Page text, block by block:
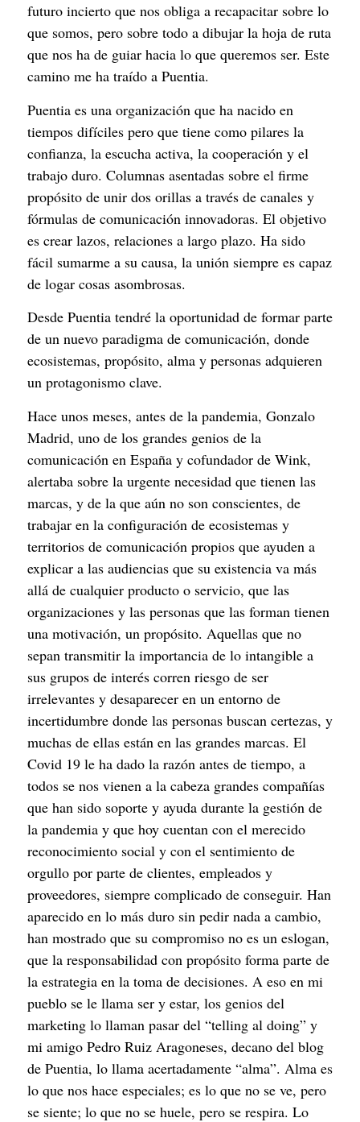
futuro incierto que nos obliga a recapacitar sobre lo
que somos, pero sobre todo a dibujar la hoja de ruta
que nos ha de guiar hacia lo que queremos ser. Este
camino me ha traído a Puentia.
Puentia es una organización que ha nacido en
tiempos difíciles pero que tiene como pilares la
confianza, la escucha activa, la cooperación y el
trabajo duro. Columnas asentadas sobre el firme
propósito de unir dos orillas a través de canales y
fórmulas de comunicación innovadoras. El objetivo
es crear lazos, relaciones a largo plazo. Ha sido
fácil sumarme a su causa, la unión siempre es capaz
de logar cosas asombrosas.
Desde Puentia tendré la oportunidad de formar parte
de un nuevo paradigma de comunicación, donde
ecosistemas, propósito, alma y personas adquieren
un protagonismo clave.
Hace unos meses, antes de la pandemia, Gonzalo
Madrid, uno de los grandes genios de la
comunicación en España y cofundador de Wink,
alertaba sobre la urgente necesidad que tienen las
marcas, y de la que aún no son conscientes, de
trabajar en la configuración de ecosistemas y
territorios de comunicación propios que ayuden a
explicar a las audiencias que su existencia va más
allá de cualquier producto o servicio, que las
organizaciones y las personas que las forman tienen
una motivación, un propósito. Aquellas que no
sepan transmitir la importancia de lo intangible a
sus grupos de interés corren riesgo de ser
irrelevantes y desaparecer en un entorno de
incertidumbre donde las personas buscan certezas, y
muchas de ellas están en las grandes marcas. El
Covid 19 le ha dado la razón antes de tiempo, a
todos se nos vienen a la cabeza grandes compañías
que han sido soporte y ayuda durante la gestión de
la pandemia y que hoy cuentan con el merecido
reconocimiento social y con el sentimiento de
orgullo por parte de clientes, empleados y
proveedores, siempre complicado de conseguir. Han
aparecido en lo más duro sin pedir nada a cambio,
han mostrado que su compromiso no es un eslogan,
que la responsabilidad con propósito forma parte de
la estrategia en la toma de decisiones. A eso en mi
pueblo se le llama ser y estar, los genios del
marketing lo llaman pasar del “telling al doing” y
mi amigo Pedro Ruiz Aragoneses, decano del blog
de Puentia, lo llama acertadamente “alma”. Alma es
lo que nos hace especiales; es lo que no se ve, pero
se siente; lo que no se huele, pero se respira. Lo